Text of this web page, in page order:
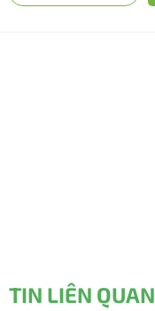
TIN LIÊN QUAN